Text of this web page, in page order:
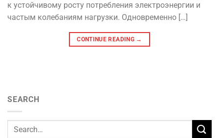
к устойчивому росту потребления электроэнергии и
частым колебаниям нагрузки. Одновременно […]
CONTINUE READING →
SEARCH